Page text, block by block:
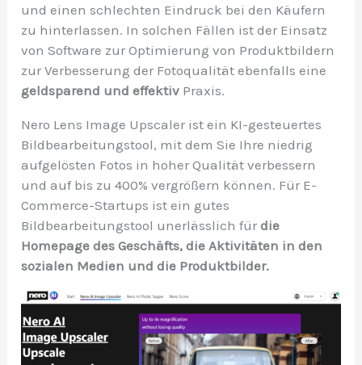
und einen schlechten Eindruck bei den Käufern
zu hinterlassen. In solchen Fällen ist der Einsatz
von Software zur Optimierung von Produktbildern
zur Verbesserung der Fotoqualität ebenfalls eine
geldsparend und effektiv Praxis.
Nero Lens Image Upscaler ist ein KI-gesteuertes
Bildbearbeitungstool, mit dem Sie Ihre niedrig
aufgelösten Fotos in hoher Qualität verbessern
und auf bis zu 400% vergrößern können. Für E-
Commerce-Startups ist ein gutes
Bildbearbeitungstool unerlässlich für die
Homepage des Geschäfts, die Aktivitäten in den
sozialen Medien und die Produktbilder.